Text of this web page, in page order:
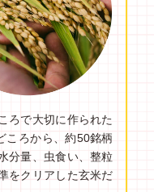
ろで大切に作られた
ころから、約50銘柄
分量、虫食い、整粒
をクリアした玄米だ